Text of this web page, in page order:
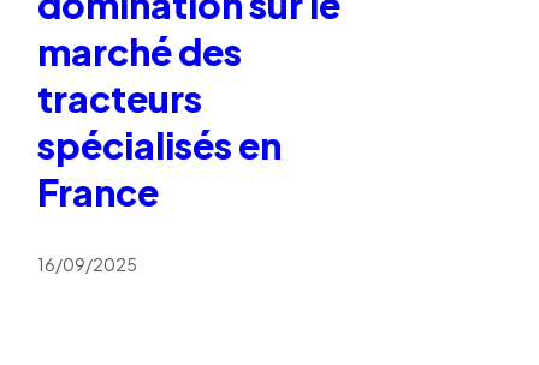
marché des
tracteurs
spécialisés en
France
16/09/2025